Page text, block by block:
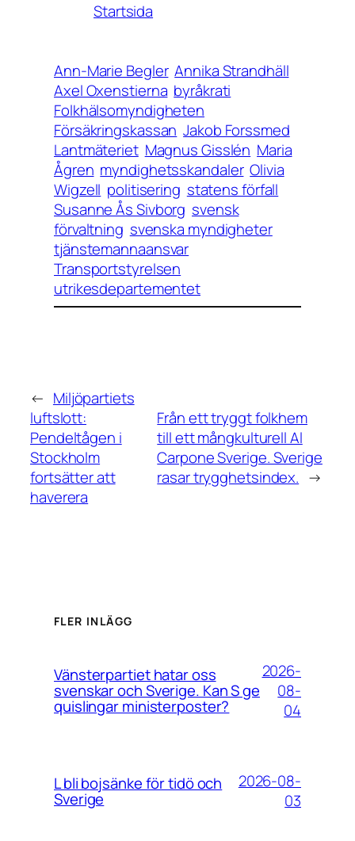
Startsida
Ann-Marie Begler Annika Strandhäll
Axel Oxenstierna byråkrati
Folkhälsomyndigheten
Försäkringskassan Jakob Forssmed
Lantmäteriet Magnus Gisslén Maria
Ågren myndighetsskandaler Olivia
Wigzell politisering statens förfall
Susanne Ås Sivborg svensk
förvaltning svenska myndigheter
tjänstemannaansvar
Transportstyrelsen
utrikesdepartementet
← Miljöpartiets
luftslott:
Pendeltågen i
Stockholm
fortsätter att
haverera
Från ett tryggt folkhem
till ett mångkulturell Al
Carpone Sverige. Sverige
rasar trygghetsindex. →
FLER INLÄGG
Vänsterpartiet hatar oss
svenskar och Sverige. Kan S ge
quislingar ministerposter?
2026-
08-
04
L bli bojsänke för tidö och
Sverige
2026-08-
03